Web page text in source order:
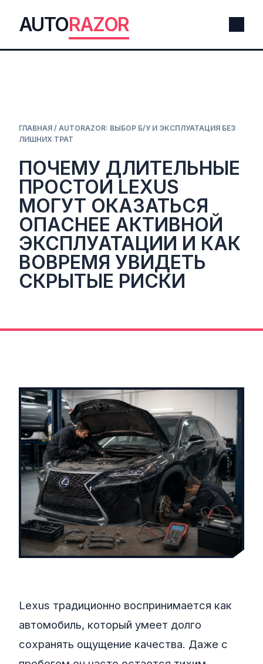
AUTORAZOR
ГЛАВНАЯ / AUTORAZOR: ВЫБОР Б/У И ЭКСПЛУАТАЦИЯ БЕЗ
ЛИШНИХ ТРАТ
ПОЧЕМУ ДЛИТЕЛЬНЫЕ
ПРОСТОИ LEXUS
МОГУТ ОКАЗАТЬСЯ
ОПАСНЕЕ АКТИВНОЙ
ЭКСПЛУАТАЦИИ И КАК
ВОВРЕМЯ УВИДЕТЬ
СКРЫТЫЕ РИСКИ
Lexus традиционно воспринимается как
автомобиль, который умеет долго
сохранять ощущение качества. Даже с